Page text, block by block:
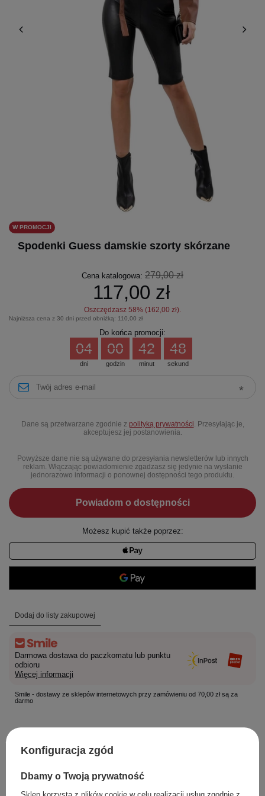
W PROMOCJI
Spodenki Guess damskie szorty skórzane
Cena katalogowa: 279,00 zł
117,00 zł
Oszczędzasz 58% (162,00 zł).
Najniższa cena z 30 dni przed obniżką: 110,00 zł
Do końca promocji:
dni
04
godzin
00
minut
42
sekund
48
Dane są przetwarzane zgodnie z polityką prywatności . Przesyłając je,
akceptujesz jej postanowienia.
Powyższe dane nie są używane do przesyłania newsletterów lub innych
reklam. Włączając powiadomienie zgadzasz się jedynie na wysłanie
jednorazowo informacji o ponownej dostępności tego produktu.
Powiadom o dostępności
Możesz kupić także poprzez:
Dodaj do listy zakupowej
Darmowa dostawa do paczkomatu lub punktu
odbioru
Więcej informacji
Smile - dostawy ze sklepów internetowych przy zamówieniu od 70,00 zł są za
darmo
Łatwy zwrot towaru w ciągu
Konfiguracja zgód
Dbamy o Twoją prywatność